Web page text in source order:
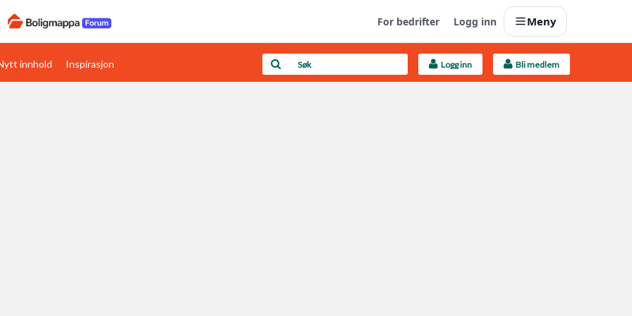
For bedrifter Logg inn Meny
Boligens papirer Last opp selv
innhold Inspirasjon Logg inn Bli medlem